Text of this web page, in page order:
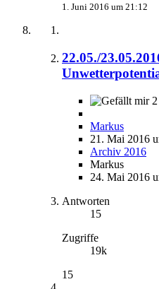
1. Juni 2016 um 21:12
22.05./
2
Markus
21. Mai 2016
Archiv 2016
Markus
24. Mai 2016
Antworten
15
Zugriffe
19k
15